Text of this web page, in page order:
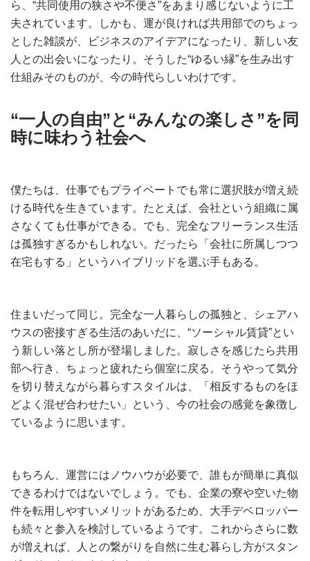
ら、“共同使用の狭さや不便さ”をあまり感じないように工
夫されています。しかも、運が良ければ共用部でのちょっ
とした雑談が、ビジネスのアイデアになったり、新しい友
人との出会いになったり。そうした“ゆるい縁”を生み出す
仕組みそのものが、今の時代らしいわけです。
“一人の自由”と“みんなの楽しさ”を同
時に味わう社会へ
僕たちは、仕事でもプライベートでも常に選択肢が増え続
ける時代を生きています。たとえば、会社という組織に属
さなくても仕事ができる。でも、完全なフリーランス生活
は孤独すぎるかもしれない。だったら「会社に所属しつつ
在宅もする」というハイブリッドを選ぶ手もある。
住まいだって同じ。完全な一人暮らしの孤独と、シェアハ
ウスの密接すぎる生活のあいだに、“ソーシャル賃貸”とい
う新しい落とし所が登場しました。寂しさを感じたら共用
部へ行き、ちょっと疲れたら個室に戻る。そうやって気分
を切り替えながら暮らすスタイルは、「相反するものをほ
どよく混ぜ合わせたい」という、今の社会の感覚を象徴し
ているように思います。
もちろん、運営にはノウハウが必要で、誰もが簡単に真似
できるわけではないでしょう。でも、企業の寮や空いた物
件を転用しやすいメリットがあるため、大手デベロッパー
も続々と参入を検討しているようです。これからさらに数
が増えれば、人との繋がりを自然に生む暮らし方がスタン